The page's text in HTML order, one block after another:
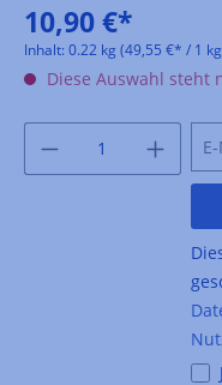
10,90 €*
Inhalt: 0.22 kg (49,55 €* / 1
Diese Auswahl